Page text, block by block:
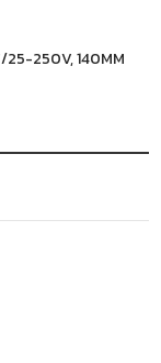
25-250V, 140MM